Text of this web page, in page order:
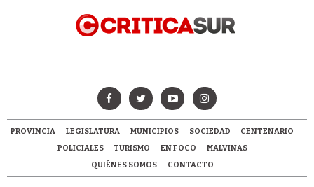
PROVINCIA LEGISLATURA MUNICIPIOS SOCIEDAD
CENTENARIO
POLICIALES
TURISMO EN FOCO
MALVINAS
QUIÉNES SOMOS
CONTACTO